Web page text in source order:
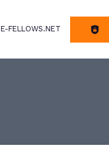
E-FELLOWS.NET